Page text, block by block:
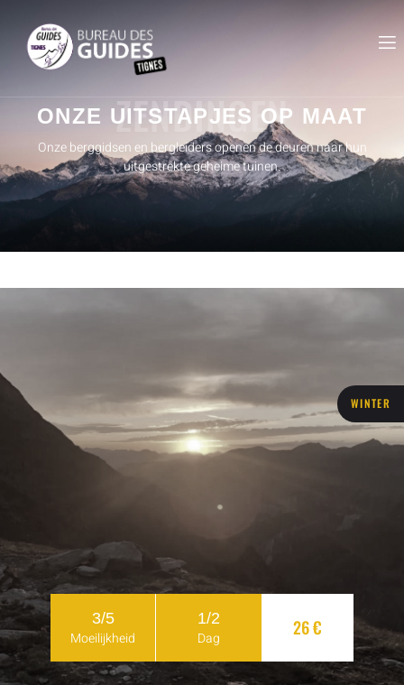
WINTER
ONZE UITSTAPJES OP MAAT
Onze berggidsen en bergleiders openen de deuren naar hun
uitgestrekte geheime tuinen.
ZENDINGEN
3/5
Moeilijkheid
1/2
Dag 26 €